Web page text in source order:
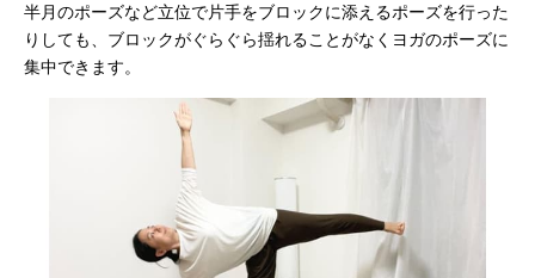
半月のポーズなど立位で片手をブロックに添えるポーズを行った
りしても、ブロックがぐらぐら揺れることがなくヨガのポーズに
集中できます。